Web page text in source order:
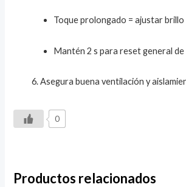
Toque prolongado = ajustar brillo
Mantén 2 s para reset general de
Asegura buena ventilación y
0
Productos relacionados